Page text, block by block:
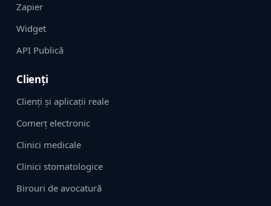
Zapier
Widget
API Publică
Clienți
Clienți și aplicații reale
Comerț electronic
Clinici medicale
Clinici stomatologice
Birouri de avocatură